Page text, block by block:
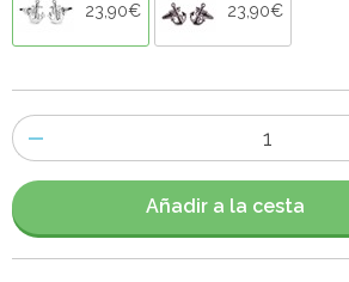
23,90€ 23,90€
Número
de
artículos
Añadir a la cesta